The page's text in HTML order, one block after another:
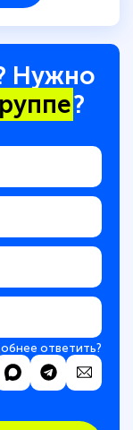
Нужно
?
ответить?